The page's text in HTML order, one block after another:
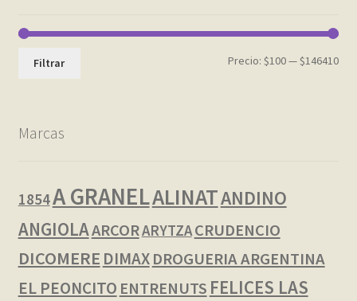
Filtrar Precio: $100— $146410
Marcas
1854A GRANELALINATANDINO
ANGIOLAARCORARYTZACRUDENCIO
DICOMERE DIMAX DROGUERIA ARGENTINA
EL PEONCITO ENTRENUTS FELICES LAS